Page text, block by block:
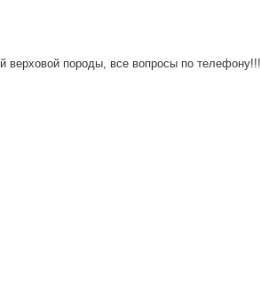
верховой породы, все вопросы по телефону!!!